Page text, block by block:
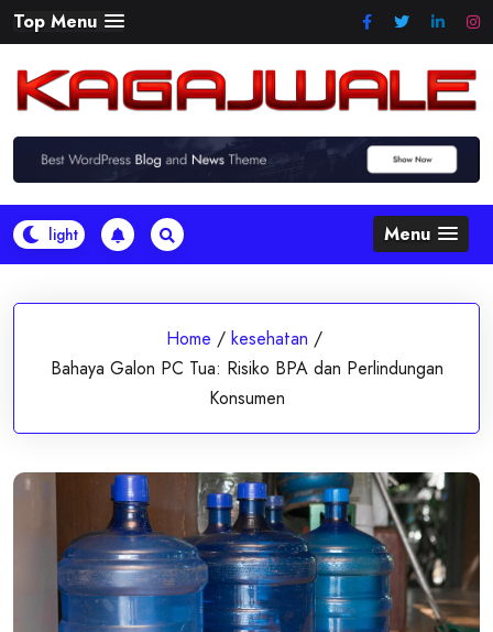
Skip
to
content
Top Menu
Menu
Home / kesehatan /
Bahaya Galon PC Tua: Risiko BPA dan Perlindungan
Konsumen